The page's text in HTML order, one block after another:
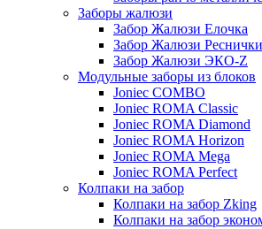
Заборы жалюзи
Забор Жалюзи Елочка
Забор Жалюзи Реснички
Забор Жалюзи ЭКО-Z
Модульные заборы из блоков
Joniec COMBO
Joniec ROMA Classic
Joniec ROMA Diamond
Joniec ROMA Horizon
Joniec ROMA Mega
Joniec ROMA Perfect
Колпаки на забор
Колпаки на забор Zking
Колпаки на забор